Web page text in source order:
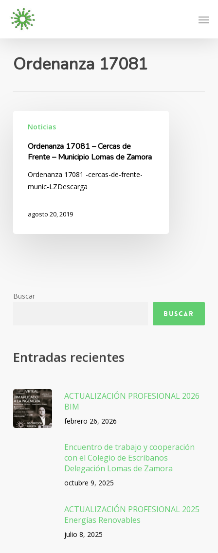
Ordenanza 17081
17081
Cercas
Frente
Lomas
Noticias
Ordenanza 17081 – Cercas de
Frente – Municipio Lomas de Zamora
Ordenanza 17081 -cercas-de-frente-
munic-LZDescarga
agosto 20, 2019
Buscar
Buscar
Entradas recientes
ACTUALIZACIÓN PROFESIONAL 2026
BIM
febrero 26, 2026
Encuentro de trabajo y cooperación
con el Colegio de Escribanos
Delegación Lomas de Zamora
octubre 9, 2025
ACTUALIZACIÓN PROFESIONAL 2025
Energías Renovables
julio 8, 2025